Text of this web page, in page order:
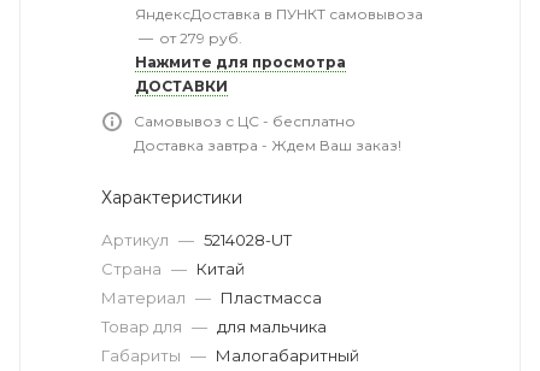
ЯндексДоставка в ПУНКТ самовывоза
— от 279 руб.
Нажмите для просмотра
ДОСТАВКИ
Самовывоз с ЦС - бесплатно
Доставка завтра - Ждем Ваш заказ!
Характеристики
Артикул — 5214028-UT
Страна — Китай
Материал — Пластмасса
Товар для — для мальчика
Габариты — Малогабаритный